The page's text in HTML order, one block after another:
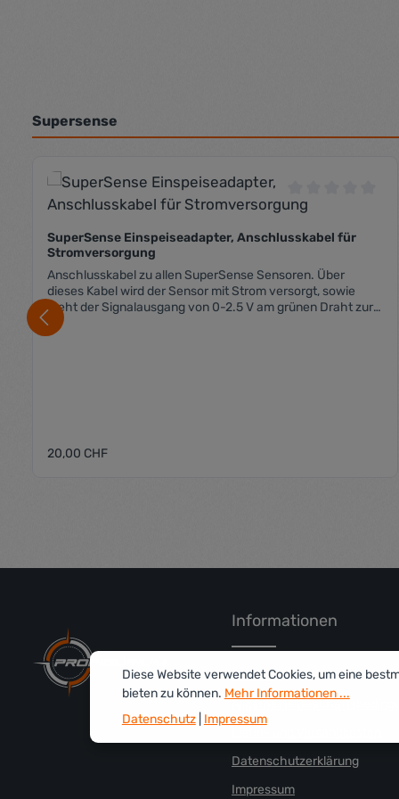
Supersense
SuperSense Einspeiseadapter, Anschlusskabel für
Stromversorgung
Anschlusskabel zu allen SuperSense Sensoren. Über
dieses Kabel wird der Sensor mit Strom versorgt, sowie
steht der Signalausgang von 0-2.5 V am grünen Draht zur
Verfügung.
Regulärer Preis:
20,00 CHF
Informationen
Kontakt
Allgemeine
Datenschutzerklärung
Impressum
Diese Website verwendet Cookies, um eine
bieten zu können. Mehr Informationen ...
Datenschutz| Impressum